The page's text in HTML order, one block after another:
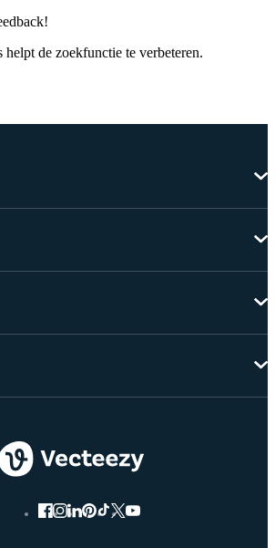
helpt de zoekfunctie te verbeteren.